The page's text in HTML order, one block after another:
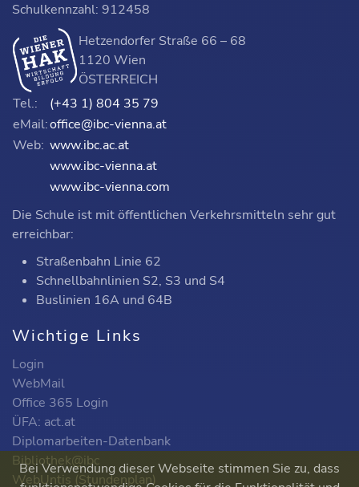
Schulkennzahl: 912458
Hetzendorfer Straße 66 – 68
1120 Wien
ÖSTERREICH
Tel.:
(+43 1) 804 35 79
eMail:office@ibc-vienna.at
Web: www.ibc.ac.at
www.ibc-vienna.at
www.ibc-vienna.com
Die Schule ist mit öffentlichen Verkehrsmitteln sehr gut
erreichbar:
Straßenbahn Linie 62
Schnellbahnlinien S2, S3 und S4
Buslinien 16A und 64B
Wichtige Links
Login
WebMail
Office 365 Login
ÜFA: act.at
Diplomarbeiten-Datenbank
Bibliothek@ibc
WebUntis (Stundenplan)
Bei Verwendung dieser Webseite stimmen Sie zu, dass